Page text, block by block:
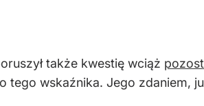
także kwestię wciąż
wskaźnika. Jego zdaniem,